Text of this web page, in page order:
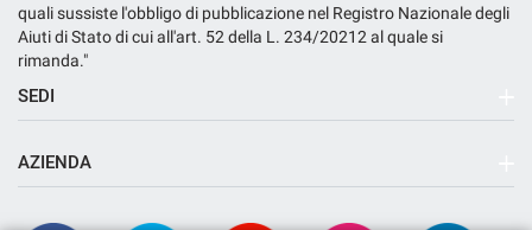
quali sussiste l'obbligo di pubblicazione nel Registro Nazionale degli
Aiuti di Stato di cui all'art. 52 della L. 234/20212 al quale si
rimanda."
SEDI
AZIENDA